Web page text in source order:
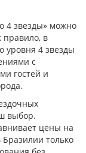
4 звезды» можно
правило, в
уровня 4 звезды
с
гостей и
выбор.
цены на
только